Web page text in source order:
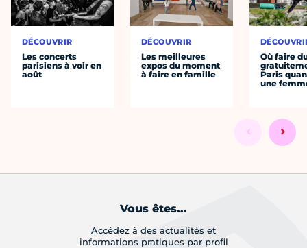
DÉCOUVRIR
Les concerts
parisiens à voir en
août
DÉCOUVRIR
Les meilleures
expos du moment
à faire en famille
Où faire
Paris
une
Vous êtes...
Accédez à des actualités et
informations pratiques par profil